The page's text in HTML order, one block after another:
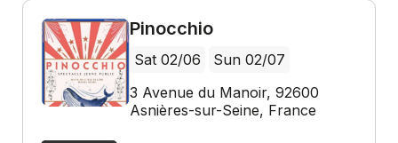
Pinocchio
Sat 02/06
Sun 02/07
3 Avenue du Manoir, 92600
Asnières-sur-Seine, France